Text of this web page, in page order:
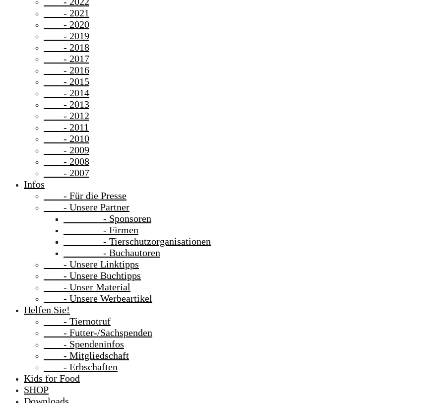
- 2021
- 2020
- 2019
- 2018
- 2017
- 2016
- 2015
- 2014
- 2013
- 2012
- 2011
- 2010
- 2009
- 2008
- 2007
Infos
- Für die Presse
- Unsere Partner
- Sponsoren
- Firmen
- Tierschutzorganisationen
- Buchautoren
- Unsere Linktipps
- Unsere Buchtipps
- Unser Material
- Unsere Werbeartikel
Helfen Sie!
- Tiernotruf
- Futter-/Sachspenden
- Spendeninfos
- Mitgliedschaft
- Erbschaften
Kids for Food
SHOP